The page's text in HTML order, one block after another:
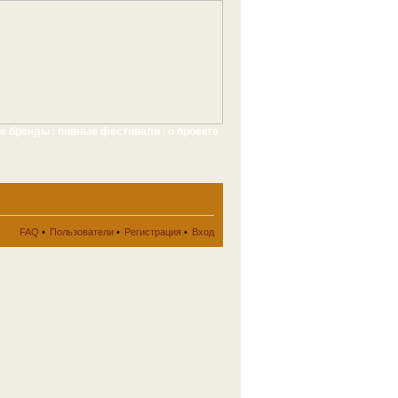
бренды пивные фестивали о проекте
FAQ • Пользователи • Регистрация • Вход